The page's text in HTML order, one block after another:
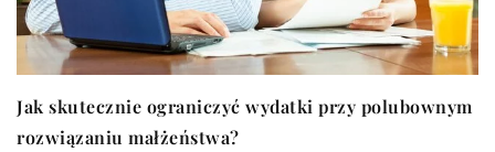
Jak skutecznie ograniczyć wydatki przy polubownym
rozwiązaniu małżeństwa?